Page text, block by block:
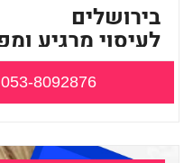
בירושלים
לח...
053-8092876